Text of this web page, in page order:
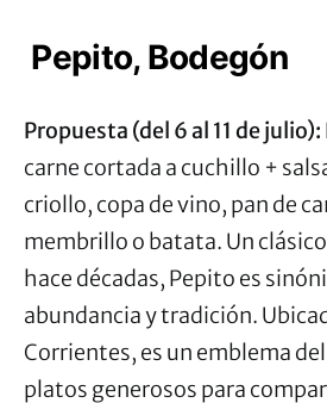
Pepito, Bodegón
Propuesta (del 6 al 11 de julio):
carne cortada a cuchillo +
criollo, copa de vino, pan de
membrillo o batata. Un
hace décadas, Pepito es
abundancia y tradición.
Corrientes, es un emblema
platos generosos para